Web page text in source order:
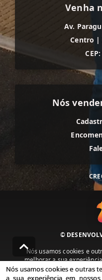
Venha
Av.
Centro |
Nós
©
Nós usamos cookies e
melhorar a sua
publicidade e recomendar
nossos serviços, você
Nós usamos cookies e outras
a sua experiência em